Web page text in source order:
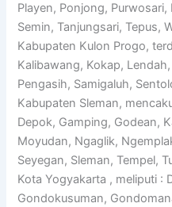
Playen, Ponjong,
Semin, Tanjungsari, Tepus,
Kabupaten Kulon Progo,
Kalibawang, Kokap,
Pengasih, Samigaluh,
Kabupaten Sleman,
Depok, Gamping, Godean,
Moyudan, Ngaglik,
Seyegan, Sleman, Tempel,
Kota Yogyakarta , meliputi :
Gondokusuman,